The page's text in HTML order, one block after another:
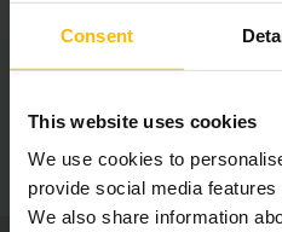
Consent
This website uses cookies
We use cookies to
provide social media
We also share information
Lagersysteme